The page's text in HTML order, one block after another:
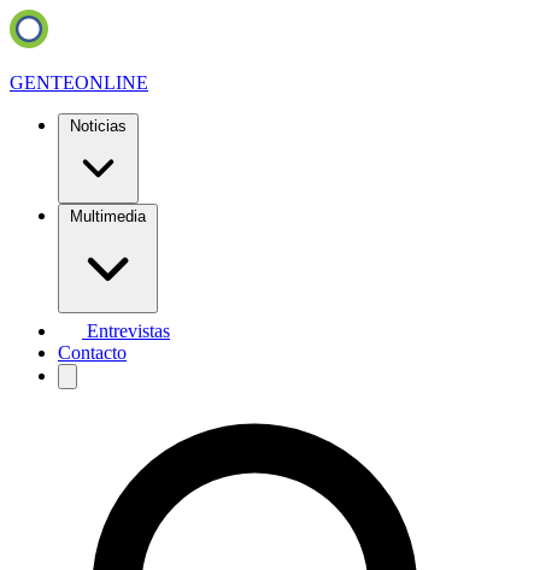
GENTEONLINE
Noticias
Multimedia
Entrevistas
Contacto